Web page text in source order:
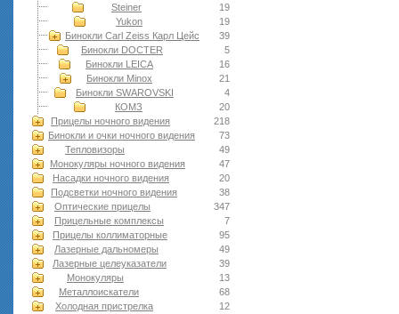
19
Steiner
19
Yukon
39
Бинокли Carl Zeiss Карл Цейс
5
Бинокли DOCTER
16
Бинокли LEICA
21
Бинокли Minox
4
Бинокли SWAROVSKI
20
КОМЗ
218
Прицелы ночного видения
73
Бинокли и очки ночного видения
49
Тепловизоры
47
Монокуляры ночного видения
20
Насадки ночного видения
38
Подсветки ночного видения
347
Оптические прицелы
7
Прицельные комплексы
95
Прицелы коллиматорные
49
Лазерные дальномеры
39
Лазерные целеуказатели
13
Монокуляры
68
Металлоискатели
12
Холодная пристрелка